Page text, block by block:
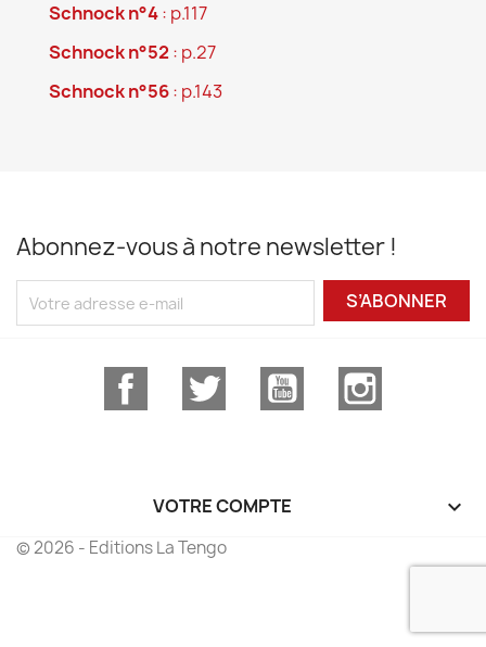
Schnock n°4: p.117
Schnock n°52: p.27
Schnock n°56: p.143
Abonnez-vous à notre newsletter !
S’ABONNER
Facebook Twitter YouTube
VOTRE COMPTE 
© 2026 - Editions La Tengo